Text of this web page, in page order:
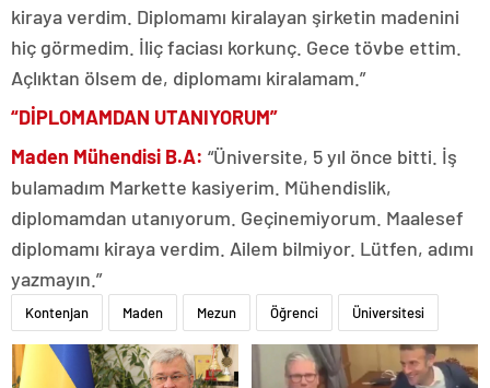
kiraya verdim. Diplomamı kiralayan şirketin madenini
hiç görmedim. İliç faciası korkunç. Gece tövbe ettim.
Açlıktan ölsem de, diplomamı kiralamam.”
“DİPLOMAMDAN UTANIYORUM”
Maden Mühendisi B.A: “Üniversite, 5 yıl önce bitti. İş
bulamadım Markette kasiyerim. Mühendislik,
diplomamdan utanıyorum. Geçinemiyorum. Maalesef
diplomamı kiraya verdim. Ailem bilmiyor. Lütfen, adımı
yazmayın.”
Kontenjan Maden Mezun Öğrenci Üniversitesi